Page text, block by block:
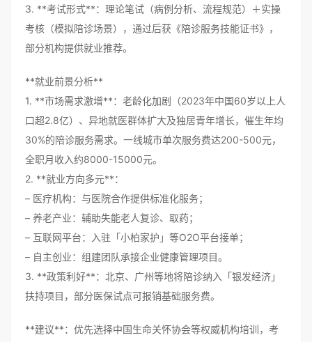
3. **考试形式**：理论笔试（病例分析、流程规范）＋实操
考核（模拟陪诊场景），通过后获《陪诊服务技能证书》，
部分机构提供就业推荐。
**就业前景分析**
1. **市场需求激增**：老龄化加剧（2023年中国60岁以上人
口超2.8亿）、异地就医群体扩大及独居青年增长，催生年均
30%的陪诊服务需求。一线城市单次服务费达200-500元，
全职月收入约8000-15000元。
2. **就业方向多元**：
– 医疗机构：与医院合作提供标准化服务；
– 养老产业：辅助失能老人复诊、取药；
– 互联网平台：入驻「小柏家护」等O2O平台接单；
– 自主创业：组建团队承接企业健康管理项目。
3. **政策利好**：北京、广州等地将陪诊纳入「银发经济」
扶持项目，部分医保试点可报销基础服务费。
**建议**：优先选择中国生命关怀协会等权威机构培训，考